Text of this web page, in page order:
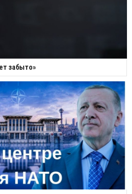
забыто»